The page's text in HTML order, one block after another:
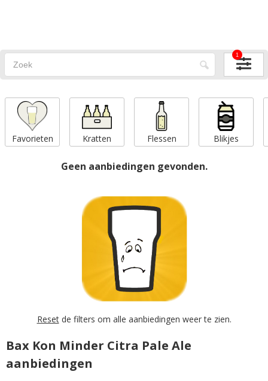
1
Favorieten Kratten Flessen Blikjes
Geen aanbiedingen gevonden.
Resetde filters om alle aanbiedingen weer te zien.
Bax Kon Minder Citra Pale Ale
aanbiedingen